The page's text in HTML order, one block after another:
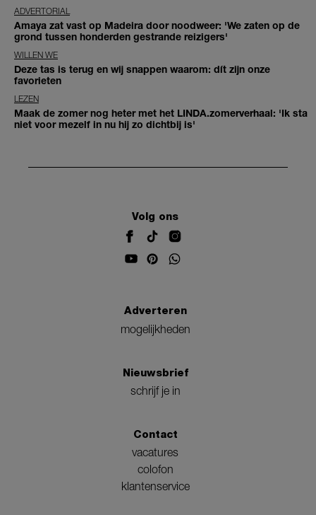
ADVERTORIAL
Amaya zat vast op Madeira door noodweer: 'We zaten op de
grond tussen honderden gestrande reizigers'
WILLEN WE
Deze tas is terug en wij snappen waarom: dít zijn onze
favorieten
LEZEN
Maak de zomer nog heter met het LINDA.zomerverhaal: 'Ik sta
niet voor mezelf in nu hij zo dichtbij is'
Volg ons
Adverteren
mogelijkheden
Nieuwsbrief
schrijf je in
Contact
vacatures
colofon
klantenservice